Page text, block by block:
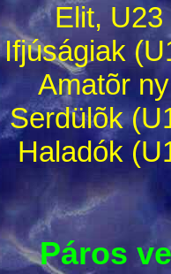
Elit,
Ifjúságiak
Amatõr
Serdülõk
Haladók
Páros